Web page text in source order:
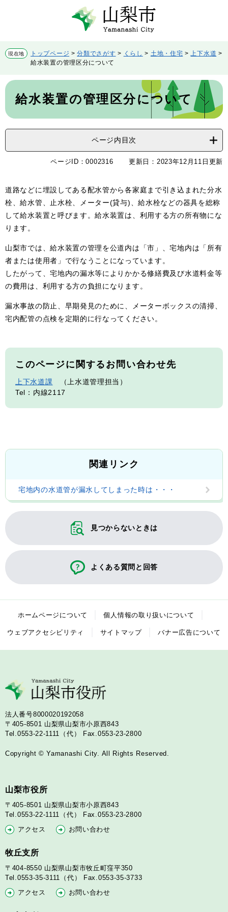
先
頭
す。
を
飛
て
文
現在地 トップページ >分類でさがす > くらし > 土地・住宅 >上下水道 >
給水装置の管理区分について
本
給水装置の管理区分について
ページ内目次
ページID：0002316 更新日：2023年12月11日更新
道路などに埋設してある配水管から各家庭まで引き込まれた分水
栓、給水管、止水栓、メーター(貸与)、給水栓などの器具を総称
して給水装置と呼びます。給水装置は、利用する方の所有物にな
ります。
山梨市では、給水装置の管理を公道内は「市」、宅地内は「所有
者または使用者」で行なうことになっています。
したがって、宅地内の漏水等によりかかる修繕費及び水道料金等
の費用は、利用する方の負担になります。
漏水事故の防止、早期発見のために、メーターボックスの清掃、
宅内配管の点検を定期的に行なってください。
このページに関するお問い合わせ先
上下水道課
上水道管理担当
Tel：内線2117
関連リンク
宅地内の水道管が漏水してしまった時は・・・
見つからないときは
よくある質問と回答
ホームページについて 個人情報の取り扱いについて
ウェブアクセシビリティ サイトマップ バナー広告について
法人番号8000020192058
〒405-8501 山梨県山梨市小原西843
Tel.0553-22-1111（代）
Fax.0553-23-2800
Copyright © Yamanashi City. All Rights Reserved.
山梨市役所
〒405-8501 山梨県山梨市小原西843
Tel.0553-22-1111（代）
Fax.0553-23-2800
アクセス
お問い合わせ
牧丘支所
〒404-8550 山梨県山梨市牧丘町窪平350
Tel.0553-35-3111（代）
Fax.0553-35-3733
アクセス
お問い合わせ